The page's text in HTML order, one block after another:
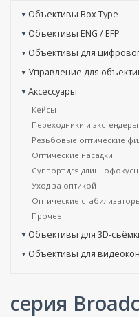
Объективы Box Type
Объективы ENG / EFP
Объективы для
Управление для
Аксессуары
Кейсы
Переходники и экстендеры
Резьбовые оптические
Оптические насадки
Суппорт для
Уход за оптикой
Оптические
Прочее
Объективы для 3D-
Объективы для
серия